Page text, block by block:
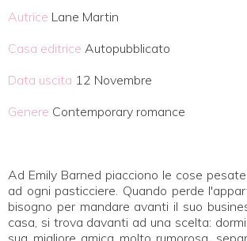
Autrice Lane Martin
Casa editrice Autopubblicato
Data uscita 12 Novembre
Genere Contemporary romance
Ad Emily Barned piacciono le cose
ad ogni pasticciere. Quando perde
bisogno per mandare avanti il suo
casa, si trova davanti ad una scelta: